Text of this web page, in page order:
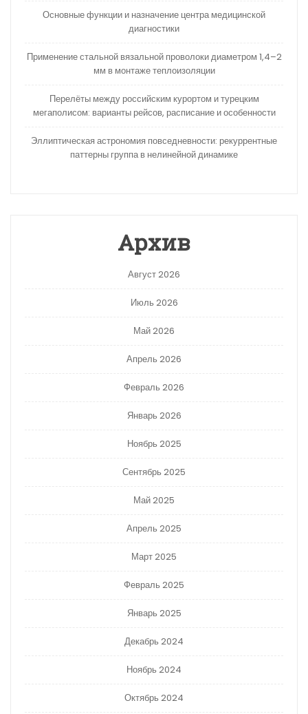
Основные функции и назначение центра медицинской
диагностики
Применение стальной вязальной проволоки диаметром 1,4–2
мм в монтаже теплоизоляции
Перелёты между российским курортом и турецким
мегаполисом: варианты рейсов, расписание и особенности
Эллиптическая астрономия повседневности: рекуррентные
паттерны группа в нелинейной динамике
Архив
Август 2026
Июль 2026
Май 2026
Апрель 2026
Февраль 2026
Январь 2026
Ноябрь 2025
Сентябрь 2025
Май 2025
Апрель 2025
Март 2025
Февраль 2025
Январь 2025
Декабрь 2024
Ноябрь 2024
Октябрь 2024